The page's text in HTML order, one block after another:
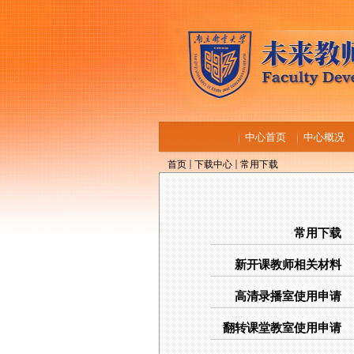
中心首页 中心概况
首页 下载中心 常用下载
常用下载
新开课教师相关材料
高清录播室使用申请
翻转课堂教室使用申请